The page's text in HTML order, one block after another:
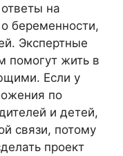
на
беременности,
Экспертные
помогут жить в
Если у
по
и детей,
связи, потому
проект